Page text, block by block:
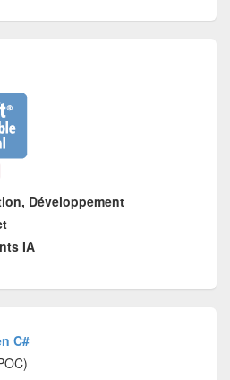
Développement
IA
C#